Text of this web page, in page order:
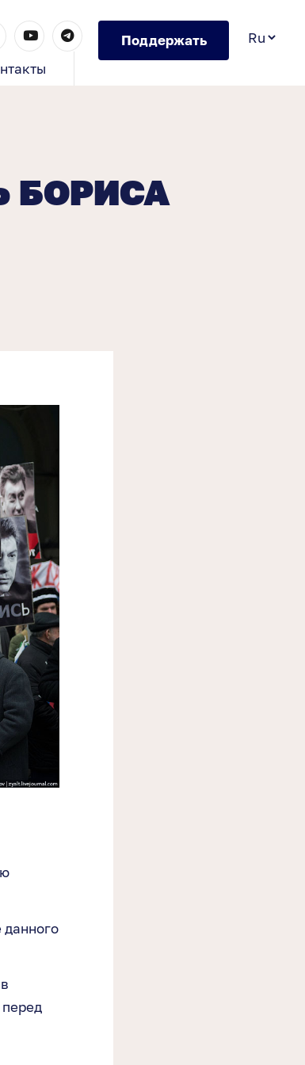
Поддержать
БОРИСА